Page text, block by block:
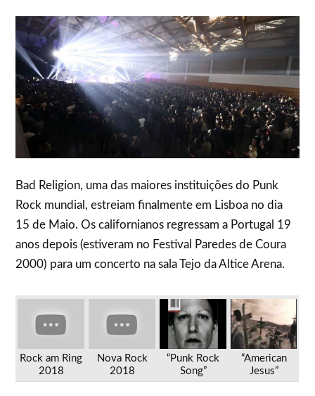
Bad Religion, uma das maiores instituições do Punk
Rock mundial, estreiam finalmente em Lisboa no dia
15 de Maio. Os californianos regressam a Portugal 19
anos depois (estiveram no Festival Paredes de Coura
2000) para um concerto na sala Tejo da Altice Arena.
Rock am Ring
2018
Nova Rock
2018
“Punk Rock
Song”
“American
Jesus”